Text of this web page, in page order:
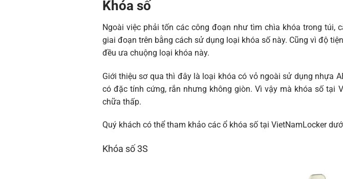
Khóa số
Ngoài việc phải tốn các công đoạn như tìm chìa khóa trong túi,
giai đoạn trên bằng cách sử dụng loại khóa số này. Cũng vì độ
đều ưa chuộng loại khóa này.
Giới thiệu sơ qua thì đây là loại khóa có vỏ ngoài sử dụng nhựa
có đặc tính cứng, rắn nhưng không giòn. Vì vậy mà khóa số tại
chữa thấp.
Quý khách có thể tham khảo các ổ khóa số tại VietNamLocker
Khóa số 3S